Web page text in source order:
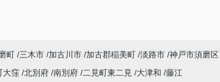
町 三木市 加古川市 加古郡稲美町 淡路市 神戸市須磨区
大窪 北別府 南別府 二見町東二見 大津和 藤江